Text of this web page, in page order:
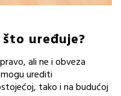
uređuje?
ali ne i obveza
urediti
tako i na budućoj